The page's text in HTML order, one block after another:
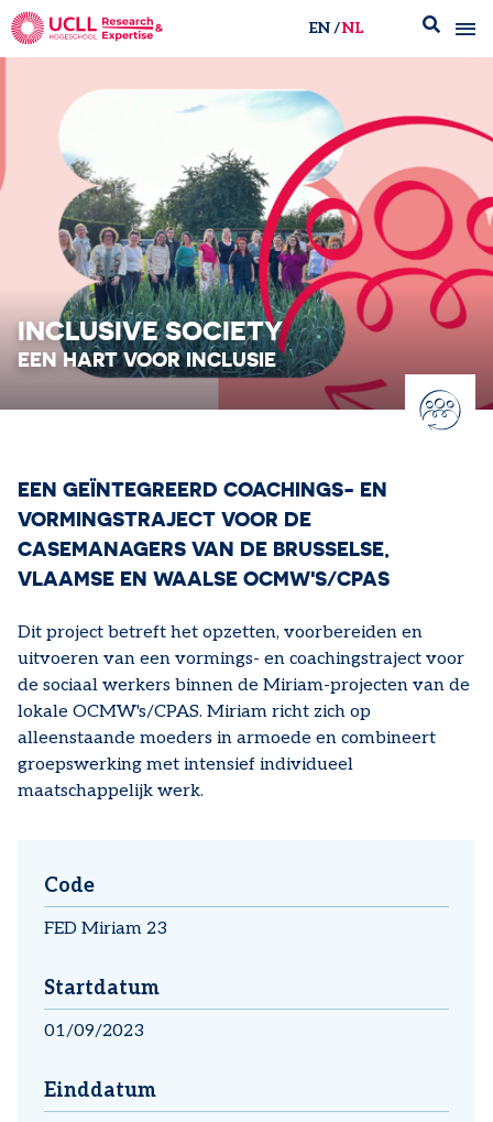
EN NL
INCLUSIVE SOCIETY
EEN HART VOOR INCLUSIE
EEN GEÏNTEGREERD COACHINGS- EN
VORMINGSTRAJECT VOOR DE
CASEMANAGERS VAN DE BRUSSELSE,
VLAAMSE EN WAALSE OCMW'S/CPAS
Dit project betreft het opzetten, voorbereiden en
uitvoeren van een vormings- en coachingstraject voor
de sociaal werkers binnen de Miriam-projecten van de
lokale OCMW's/CPAS. Miriam richt zich op
alleenstaande moeders in armoede en combineert
groepswerking met intensief individueel
maatschappelijk werk.
Code
FED Miriam 23
Startdatum
01/09/2023
Einddatum